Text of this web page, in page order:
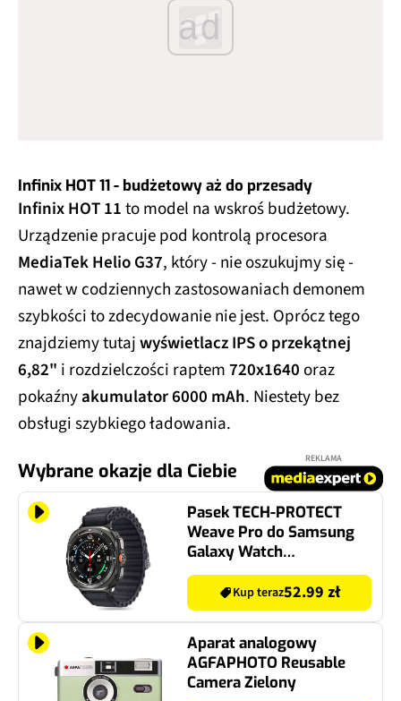
ad
Infinix HOT 11 - budżetowy aż do przesady
Infinix HOT 11to model na wskroś budżetowy.
Urządzenie pracuje pod kontrolą procesora
MediaTek Helio G37, który - nie oszukujmy się -
nawet w codziennych zastosowaniach demonem
szybkości to zdecydowanie nie jest. Oprócz tego
znajdziemy tutajwyświetlacz IPS o przekątnej
6,82" i rozdzielczości raptem720x1640oraz
pokaźnyakumulator 6000 mAh. Niestety bez
obsługi szybkiego ładowania.
Wybrane okazje dla Ciebie
REKLAMA
Pasek TECH-PROTECT
Weave Pro do Samsung
Galaxy Watch
Ultra/2024/2025 do
koperty 47mm Czarny
Kup teraz52.99 zł
Aparat analogowy
AGFAPHOTO Reusable
Camera Zielony